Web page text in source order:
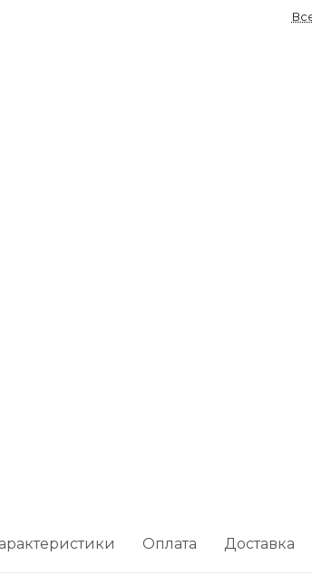
Оплата Доставка